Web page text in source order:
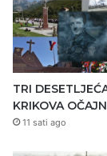
TRI
KRIKOVA
11 sati ago